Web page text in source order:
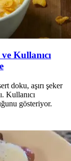
Kullanıcı
doku, aşırı şeker
Kullanıcı
gösteriyor.